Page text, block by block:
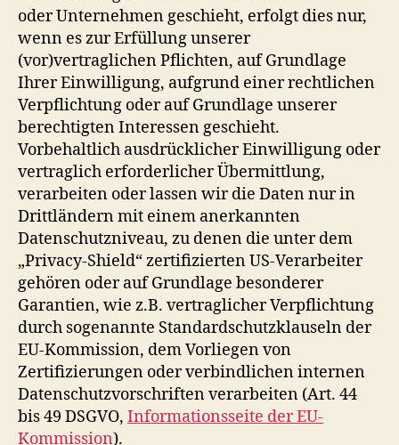
oder Unternehmen geschieht, erfolgt dies nur,
wenn es zur Erfüllung unserer
(vor)vertraglichen Pflichten, auf Grundlage
Ihrer Einwilligung, aufgrund einer rechtlichen
Verpflichtung oder auf Grundlage unserer
berechtigten Interessen geschieht.
Vorbehaltlich ausdrücklicher Einwilligung oder
vertraglich erforderlicher Übermittlung,
verarbeiten oder lassen wir die Daten nur in
Drittländern mit einem anerkannten
Datenschutzniveau, zu denen die unter dem
„Privacy-Shield“ zertifizierten US-Verarbeiter
gehören oder auf Grundlage besonderer
Garantien, wie z.B. vertraglicher Verpflichtung
durch sogenannte Standardschutzklauseln der
EU-Kommission, dem Vorliegen von
Zertifizierungen oder verbindlichen internen
Datenschutzvorschriften verarbeiten (Art. 44
bis 49 DSGVO, Informationsseite der EU-
Kommission).